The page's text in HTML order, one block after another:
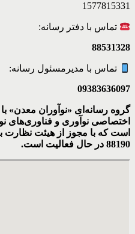
1577815331
تماس با دفتر رسانه:
88531328
تماس با مدیرمسئول رسانه:
09383636097
گروه رسانه‌ای «نوآوران معدن» با
اختصاصی نوآوری و فناوری‌های
است که با مجوز از هیئت نظارت
88190 در حال فعالیت است.